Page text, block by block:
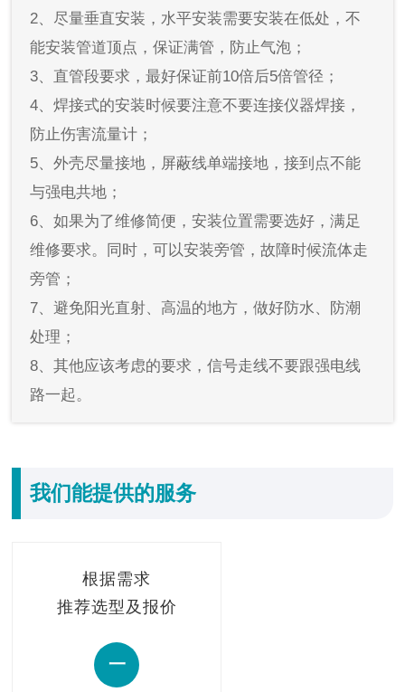
2、尽量垂直安装，水平安装需要安装在低处，不
能安装管道顶点，保证满管，防止气泡；
3、直管段要求，最好保证前10倍后5倍管径；
4、焊接式的安装时候要注意不要连接仪器焊接，
防止伤害流量计；
5、外壳尽量接地，屏蔽线单端接地，接到点不能
与强电共地；
6、如果为了维修简便，安装位置需要选好，满足
维修要求。同时，可以安装旁管，故障时候流体走
旁管；
7、避免阳光直射、高温的地方，做好防水、防潮
处理；
8、其他应该考虑的要求，信号走线不要跟强电线
路一起。
我们能提供的服务
根据需求
推荐选型及报价
一